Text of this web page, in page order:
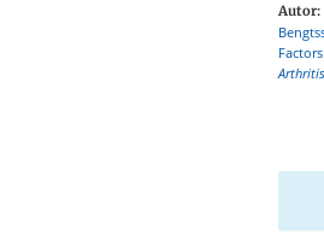
Autor:
Arthritis